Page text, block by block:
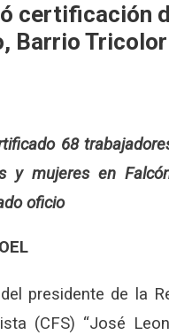
certificación
Barrio Tricolor
68
y mujeres en
oficio
presidente de la
(CFS) “José